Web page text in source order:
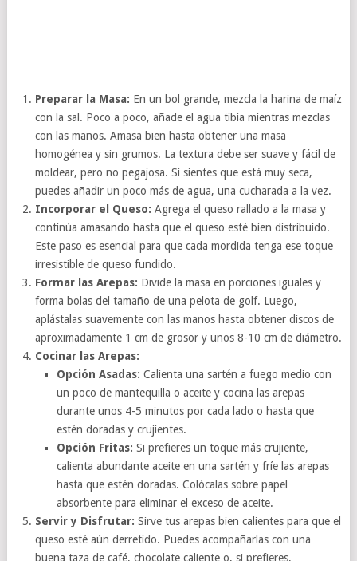
Preparar la Masa: En un bol grande, mezcla la harina de maíz
con la sal. Poco a poco, añade el agua tibia mientras mezclas
con las manos. Amasa bien hasta obtener una masa
homogénea y sin grumos. La textura debe ser suave y fácil de
moldear, pero no pegajosa. Si sientes que está muy seca,
puedes añadir un poco más de agua, una cucharada a la vez.
Incorporar el Queso: Agrega el queso rallado a la masa y
continúa amasando hasta que el queso esté bien distribuido.
Este paso es esencial para que cada mordida tenga ese toque
irresistible de queso fundido.
Formar las Arepas: Divide la masa en porciones iguales y
forma bolas del tamaño de una pelota de golf. Luego,
aplástalas suavemente con las manos hasta obtener discos de
aproximadamente 1 cm de grosor y unos 8-10 cm de diámetro.
Cocinar las Arepas:
Opción Asadas: Calienta una sartén a fuego medio con
un poco de mantequilla o aceite y cocina las arepas
durante unos 4-5 minutos por cada lado o hasta que
estén doradas y crujientes.
Opción Fritas: Si prefieres un toque más crujiente,
calienta abundante aceite en una sartén y fríe las arepas
hasta que estén doradas. Colócalas sobre papel
absorbente para eliminar el exceso de aceite.
Servir y Disfrutar: Sirve tus arepas bien calientes para que el
queso esté aún derretido. Puedes acompañarlas con una
buena taza de café, chocolate caliente o, si prefieres,